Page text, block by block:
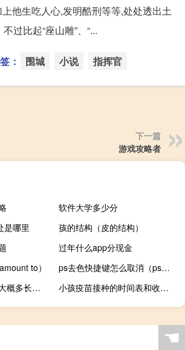
上他生吃人心,发明酷刑等等,处处透出土
过比起“座山雕”、“...
： 围城 小说 指挥官
下一篇
游戏攻略者
软件大学多少分
是哪里
孩的结构（皮的结构）
过年什么app分现金
to）
ps去色快捷键怎么取消（ps去色快捷键）
天坛公园游览时间大概多长（天坛公园相亲会时间）
小孩疫苗接种的时间表和收费表（小孩疫苗接种的时间）
☚